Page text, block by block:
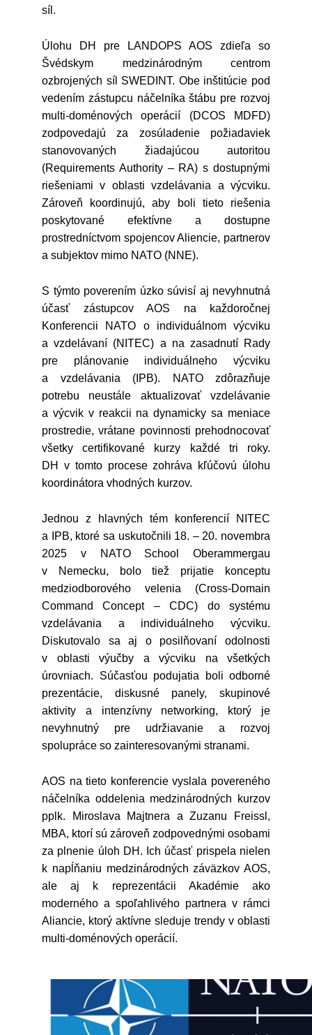
síl.
Úlohu DH pre LANDOPS AOS zdieľa so
Švédskym medzinárodným centrom
ozbrojených síl SWEDINT. Obe inštitúcie pod
vedením zástupcu náčelníka štábu pre rozvoj
multi-doménových operácií (DCOS MDFD)
zodpovedajú za zosúladenie požiadaviek
stanovovaných žiadajúcou autoritou
(Requirements Authority – RA) s dostupnými
riešeniami v oblasti vzdelávania a výcviku.
Zároveň koordinujú, aby boli tieto riešenia
poskytované efektívne a dostupne
prostredníctvom spojencov Aliencie, partnerov
a subjektov mimo NATO (NNE).
S týmto poverením úzko súvisí aj nevyhnutná
účasť zástupcov AOS na každoročnej
Konferencii NATO o individuálnom výcviku
a vzdelávaní (NITEC) a na zasadnutí Rady
pre plánovanie individuálneho výcviku
a vzdelávania (IPB). NATO zdôrazňuje
potrebu neustále aktualizovať vzdelávanie
a výcvik v reakcii na dynamicky sa meniace
prostredie, vrátane povinnosti prehodnocovať
všetky certifikované kurzy každé tri roky.
DH v tomto procese zohráva kľúčovú úlohu
koordinátora vhodných kurzov.
Jednou z hlavných tém konferencií NITEC
a IPB, ktoré sa uskutočnili 18. – 20. novembra
2025 v NATO School Oberammergau
v Nemecku, bolo tiež prijatie konceptu
medziodborového velenia (Cross-Domain
Command Concept – CDC) do systému
vzdelávania a individuálneho výcviku.
Diskutovalo sa aj o posilňovaní odolnosti
v oblasti výučby a výcviku na všetkých
úrovniach. Súčasťou podujatia boli odborné
prezentácie, diskusné panely, skupinové
aktivity a intenzívny networking, ktorý je
nevyhnutný pre udržiavanie a rozvoj
spolupráce so zainteresovanými stranami.
AOS na tieto konferencie vyslala povereného
náčelníka oddelenia medzinárodných kurzov
pplk. Miroslava Majtnera a Zuzanu Freissl,
MBA, ktorí sú zároveň zodpovednými osobami
za plnenie úloh DH. Ich účasť prispela nielen
k napĺňaniu medzinárodných záväzkov AOS,
ale aj k reprezentácii Akadémie ako
moderného a spoľahlivého partnera v rámci
Aliancie, ktorý aktívne sleduje trendy v oblasti
multi-doménových operácií.